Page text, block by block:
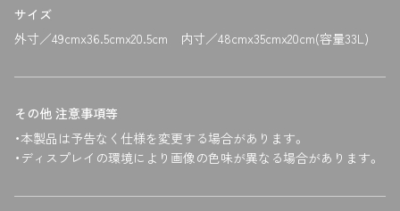
サイズ
外寸／49cmx36.5cmx20.5cm 内寸／48cmx35cmx20cm(容量33L)
その他 注意事項等
・本製品は予告なく仕様を変更する場合があります。
・ディスプレイの環境により画像の色味が異なる場合があります。